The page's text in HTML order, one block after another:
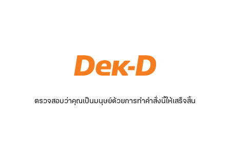
ตรวจสอบว่าคุณเป็นมนุษย์ด้วยการทำคำสั่งนี้ให้เสร็จสิ้น